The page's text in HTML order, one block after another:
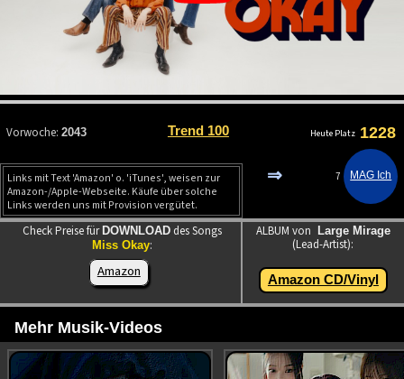
Vorwoche: 2043 Trend 100 Heute Platz 1228
Links mit Text 'Amazon' o. 'iTunes', weisen zur
Amazon-/Apple-Webseite. Käufe über solche
Links werden uns mit Provision vergütet.
⇒ 7
Check Preise für DOWNLOAD des Songs
Miss Okay:
Amazon
ALBUM von Large Mirage
(Lead-Artist):
Amazon CD/Vinyl
Mehr Musik-Videos